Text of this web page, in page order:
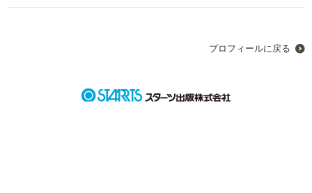
初めて見たあの日から私の恋は始まっていたんだ
作品を読む
プロフィールに戻る